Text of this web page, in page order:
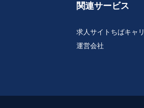
関連サービス
求人サイトちばキャリ
運営会社